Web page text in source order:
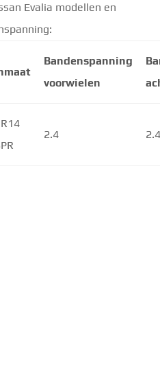
Evalia modellen en
Bandenspanning
voorwielen
2.4